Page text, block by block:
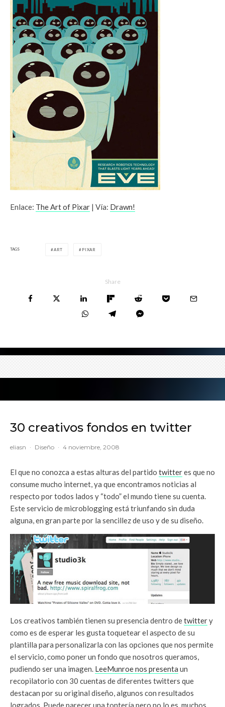
Enlace: The Art of Pixar | Vía: Drawn!
TAGS ART PIXAR
Share
30 creativos fondos en twitter
eliasn · Diseño · 4 noviembre, 2008
El que no conozca a estas alturas del partido twitteres que no
consume mucho internet, ya que encontramos noticias al
respecto por todos lados y “todo” el mundo tiene su cuenta.
Este servicio de microblogging está triunfando sin duda
alguna, en gran parte por la sencillez de uso y de su diseño.
Los creativos también tienen su presencia dentro detwittery
como es de esperar les gusta toquetear el aspecto de su
plantilla para personalizarla con las opciones que nos permite
el servicio, como poner un fondo que nosotros queramos,
pudiendo ser una imagen. LeeMunroe nos presenta un
recopilatorio con 30 cuentas de diferentes twitters que
destacan por su original diseño, algunos con resultados
logrados. Puede parecer una tontería pero no lo es, muchos